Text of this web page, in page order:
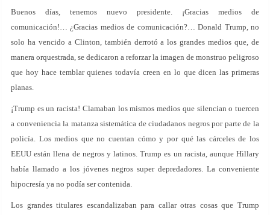
Buenos días, tenemos nuevo presidente. ¡Gracias medios de
comunicación!… ¿Gracias medios de comunicación?… Donald Trump, no
solo ha vencido a Clinton, también derrotó a los grandes medios que, de
manera orquestrada, se dedicaron a reforzar la imagen de monstruo peligroso
que hoy hace temblar quienes todavía creen en lo que dicen las primeras
planas.
¡Trump es un racista! Clamaban los mismos medios que silencian o tuercen
a conveniencia la matanza sistemática de ciudadanos negros por parte de la
policía. Los medios que no cuentan cómo y por qué las cárceles de los
EEUU están llena de negros y latinos. Trump es un racista, aunque Hillary
había llamado a los jóvenes negros super depredadores. La conveniente
hipocresía ya no podía ser contenida.
Los grandes titulares escandalizaban para callar otras cosas que Trump